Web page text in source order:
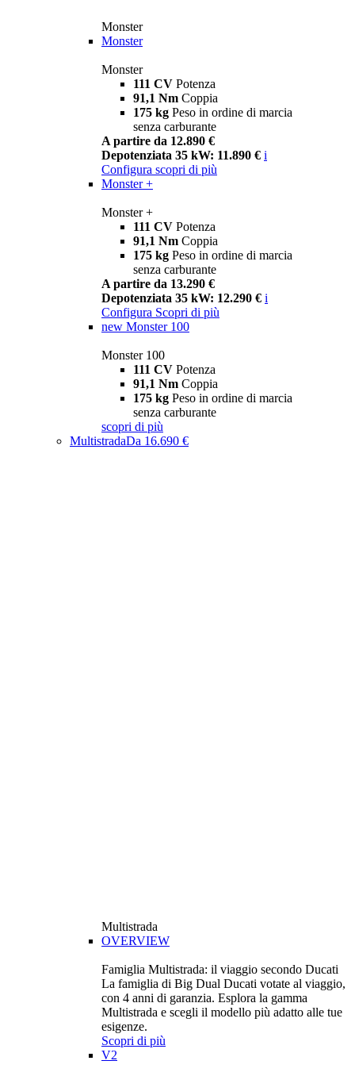
Monster
Monster
Monster
111 CV Potenza
91,1 Nm Coppia
175 kg Peso in ordine di marcia
senza carburante
A partire da 12.890 €
Depotenziata 35 kW: 11.890 € i
Configura scopri di più
Monster +
Monster +
111 CV Potenza
91,1 Nm Coppia
175 kg Peso in ordine di marcia
senza carburante
A partire da 13.290 €
Depotenziata 35 kW: 12.290 € i
Configura Scopri di più
new Monster 100
Monster 100
111 CV Potenza
91,1 Nm Coppia
175 kg Peso in ordine di marcia
senza carburante
scopri di più
MultistradaDa 16.690 €
Multistrada
OVERVIEW
Famiglia Multistrada: il viaggio secondo Ducati
La famiglia di Big Dual Ducati votate al viaggio,
con 4 anni di garanzia. Esplora la gamma
Multistrada e scegli il modello più adatto alle tue
esigenze.
Scopri di più
V2